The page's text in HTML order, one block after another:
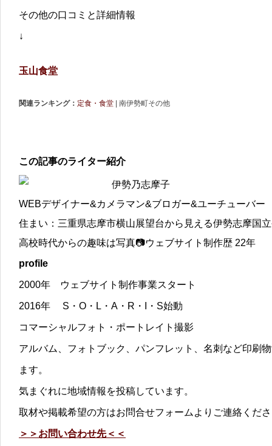
その他の口コミと詳細情報
↓
玉山食堂
関連ランキング： 定食・食堂 | 南伊勢町その他
この記事のライター紹介
伊勢乃志摩子
WEBデザイナー&カメラマン&ブロガー&ユーチューバー
住まい：三重県志摩市横山展望台から見える伊勢志摩国
高校時代からの趣味は写真📷ウェブサイト制作歴 22年
profile
2000年 ウェブサイト制作事業スタート
2016年 S・O・L・A・R・I・S始動
コマーシャルフォト・ポートレイト撮影
アルバム、フォトブック、パンフレット、名刺など印刷
ます。
気まぐれに地域情報を投稿しています。
取材や掲載希望の方はお問合せフォームよりご連絡くだ
＞＞お問い合わせ先＜＜